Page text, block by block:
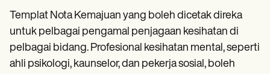
Templat Nota Kemajuan yang boleh dicetak direka
untuk pelbagai pengamal penjagaan kesihatan di
pelbagai bidang. Profesional kesihatan mental, seperti
ahli psikologi, kaunselor, dan pekerja sosial, boleh